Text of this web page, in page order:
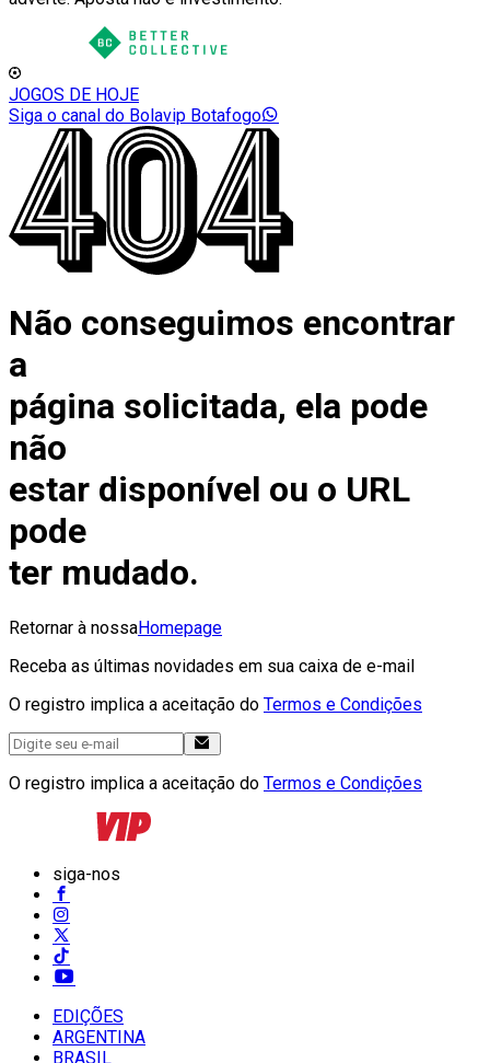
JOGOS DE HOJE
Siga o canal do Bolavip Botafogo
Não conseguimos encontrar
a
página solicitada, ela pode
não
estar disponível ou o URL
pode
ter mudado.
Retornar à nossaHomepage
Receba as últimas novidades em sua caixa de e-mail
O registro implica a aceitação do Termos e Condições
O registro implica a aceitação do Termos e Condições
siga-nos
EDIÇÕES
ARGENTINA
BRASIL